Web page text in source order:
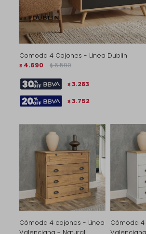
Comoda 4 Cajones - Linea Dublin
$ 4.690 $ 6.590
$ 3.283
$ 3.752
Cómoda 4 cajones - Línea
Cómoda